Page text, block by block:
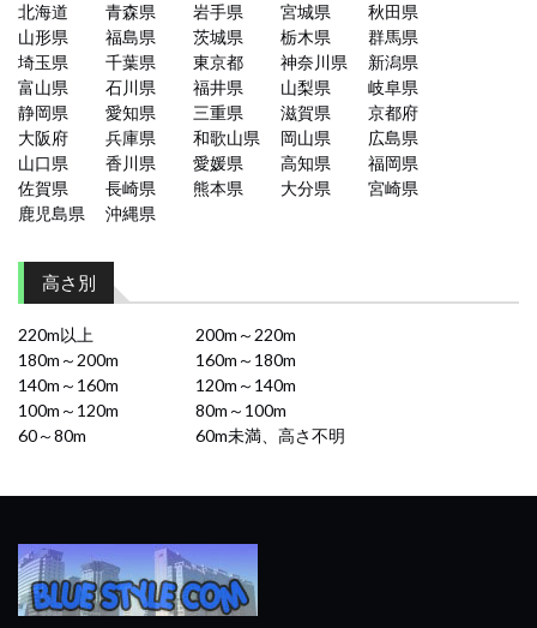
北海道 青森県 岩手県 宮城県
秋田県
山形県
福島県 茨城県 栃木県
群馬県
埼玉県
千葉県 東京都 神奈川県
新潟県
富山県
石川県 福井県 山梨県
岐阜県
静岡県
愛知県 三重県 滋賀県
京都府
大阪府
兵庫県 和歌山県 岡山県
広島県
山口県
香川県 愛媛県 高知県
福岡県
佐賀県
長崎県 熊本県 大分県
宮崎県
鹿児島県
沖縄県
高さ別
220m以上
200m～220m
180m～200m
160m～180m
140m～160m
120m～140m
100m～120m
80m～100m
60～80m
60m未満、高さ不明